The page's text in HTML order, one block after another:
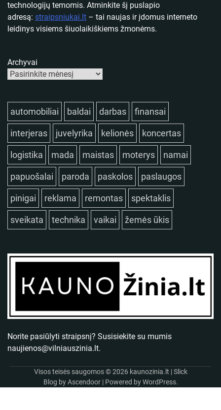
technologijų temomis. Atminkite šį puslapio
adresą: straipsniukai.lt – tai naujas ir įdomus interneto
leidinys visiems šiuolaikiškiems žmonėms.
Archyvai
automobiliai baldai darbas finansai
interjeras juvelyrika kelionės koncertas
logistika mada maistas moterys namai
papuošalai paroda paskolos paslaugos
pinigai reklama remontas spektaklis
sveikata technika vaikai žemės ūkis
Norite pasiūlyti straipsnį? Susisiekite su mumis
naujienos@vilniauszinia.lt.
Visos teisės saugomos © 2026 kaunozinia.lt | Slick
Blog byAscendoor| Powered byWordPress.